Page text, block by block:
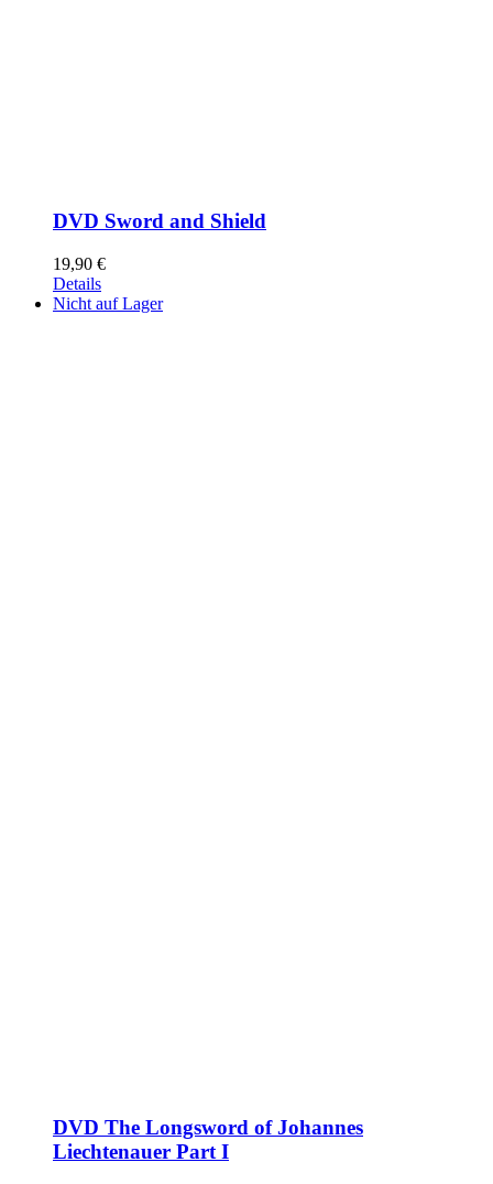
DVD Sword and Shield
19,90 €
Details
Nicht auf Lager
DVD The Longsword of Johannes
Liechtenauer Part I